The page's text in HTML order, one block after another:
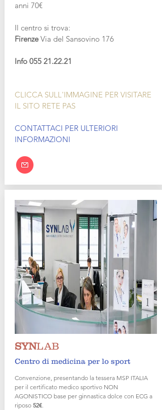
anni 70€
Il centro si trova:
Firenze Via del Sansovino 176
Info 055 21.22.21
CLICCA SULL'IMMAGINE PER VISITARE
IL SITO RETE PAS
CONTATTACI PER ULTERIORI
INFORMAZIONI
SYNLAB
Centro di medicina per lo sport
Convenzione, presentando la tessera MSP ITALIA
per il certificato medico sportivo NON
AGONISTICO base per ginnastica dolce con ECG a
riposo 52€.